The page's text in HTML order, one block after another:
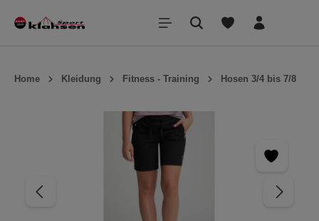
springen
Home Kleidung Fitness - Training Hosen 3/4 bis 7/8